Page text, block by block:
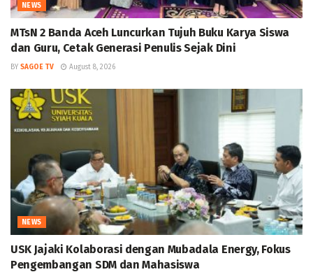
NEWS
MTsN 2 Banda Aceh Luncurkan Tujuh Buku Karya Siswa
dan Guru, Cetak Generasi Penulis Sejak Dini
BY SAGOE TV August 8, 2026
NEWS
USK Jajaki Kolaborasi dengan Mubadala Energy, Fokus
Pengembangan SDM dan Mahasiswa